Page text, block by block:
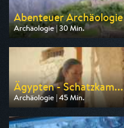
Abenteuer Archäologie
Archäologie | 30 Min.
Ausgestrahlt von arte
am 08.08.2026, 06:40
Ägypten - Schatzkam...
Archäologie | 45 Min.
Ausgestrahlt von ZDF info
am 12.08.2026, 21:45